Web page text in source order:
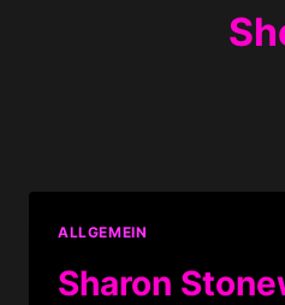
ALLGEMEIN
Sharon